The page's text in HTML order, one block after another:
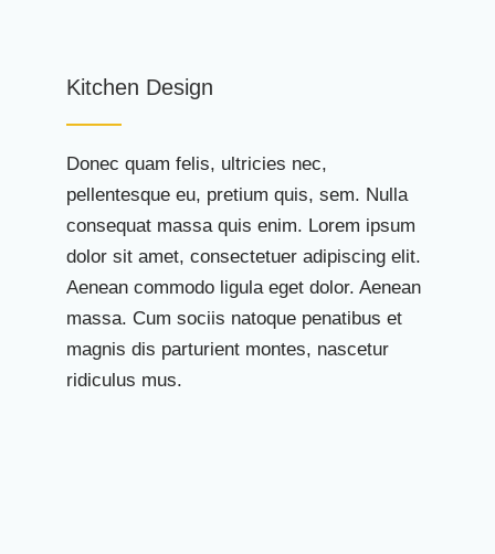
Kitchen Design
Donec quam felis, ultricies nec,
pellentesque eu, pretium quis, sem. Nulla
consequat massa quis enim. Lorem ipsum
dolor sit amet, consectetuer adipiscing elit.
Aenean commodo ligula eget dolor. Aenean
massa. Cum sociis natoque penatibus et
magnis dis parturient montes, nascetur
ridiculus mus.